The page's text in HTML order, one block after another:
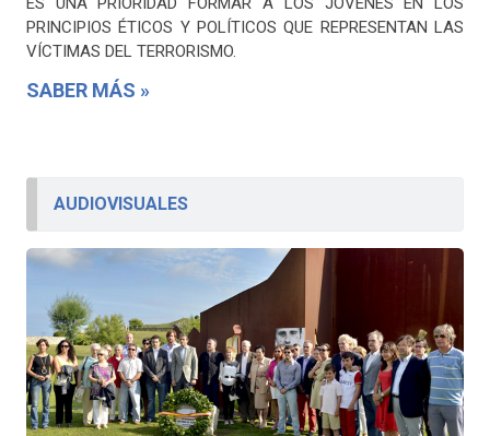
PRINCIPIOS ÉTICOS Y POLÍTICOS QUE REPRESENTAN LAS
VÍCTIMAS DEL TERRORISMO.
SABER MÁS »
AUDIOVISUALES